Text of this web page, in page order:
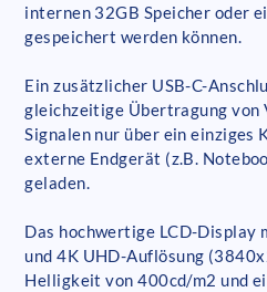
internen 32GB Speicher oder
gespeichert werden können.
Ein zusätzlicher USB-C-
gleichzeitige Übertragung von
Signalen nur über ein einziges
externe Endgerät (z.B.
geladen.
Das hochwertige LCD-Display
und 4K UHD-Auflösung
Helligkeit von 400cd/m2 und